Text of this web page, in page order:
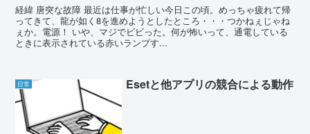
経緯 唐突な故障 最近は仕事が忙しい今日この頃。めっちゃ疲れて帰
ってきて、龍が如く8を進めようとしたところ・・・つかねぇじゃね
ぇか。電源！ いや、マジでビビった。何が怖いって、通電している
ときに表示されている赤いランプす...
日常 Esetと他アプリの競合による動作